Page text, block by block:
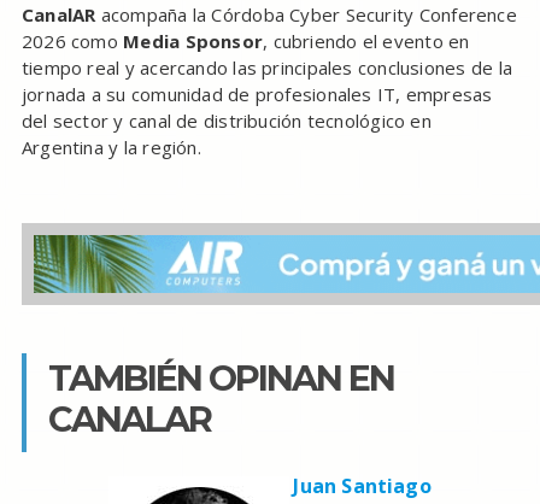
CanalAR acompaña la Córdoba Cyber Security Conference
2026 como Media Sponsor, cubriendo el evento en
tiempo real y acercando las principales conclusiones de la
jornada a su comunidad de profesionales IT, empresas
del sector y canal de distribución tecnológico en
Argentina y la región.
TAMBIÉN OPINAN EN
CANALAR
Juan Santiago